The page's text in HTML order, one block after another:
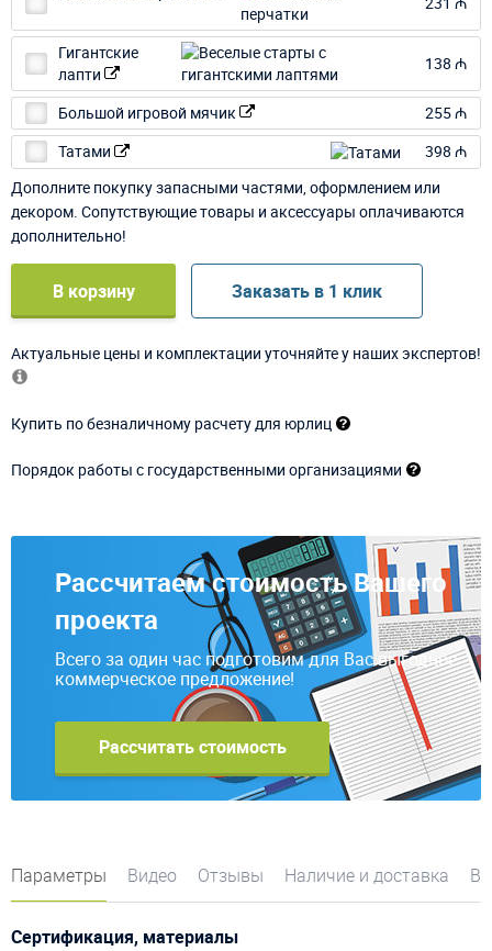
Гигантские
лапти
138 ₼
Большой игровой мячик
255 ₼
Татами
398 ₼
Дополните покупку запасными частями, оформлением или
декором. Сопутствующие товары и аксессуары оплачиваются
дополнительно!
В корзину Заказать в 1 клик
Актуальные цены и комплектации уточняйте у наших экспертов!
Купить по безналичному расчету для юрлиц
Порядок работы с государственными организациями
Рассчитаем стоимость Вашего
проекта
Всего за один час подготовим для Вас выгодное
коммерческое предложение!
Рассчитать стоимость
Параметры Видео Отзывы Наличие и доставка
Сертификация, материалы